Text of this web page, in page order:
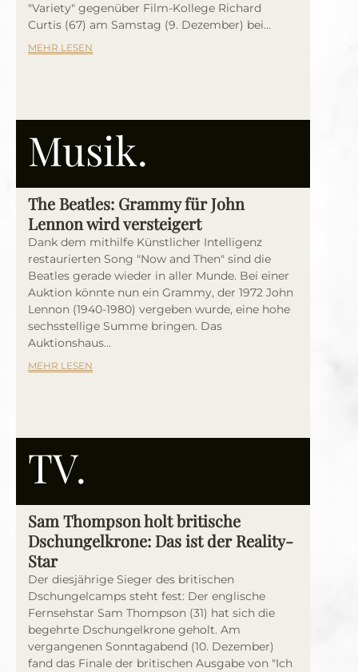
"Variety" gegenüber Film-Kollege Richard
Curtis (67) am Samstag (9. Dezember) bei...
MEHR LESEN
Musik.
The Beatles: Grammy für John
Lennon wird versteigert
Dank dem mithilfe Künstlicher Intelligenz
restaurierten Song "Now and Then" sind die
Beatles gerade wieder in aller Munde. Bei einer
Auktion könnte nun ein Grammy, der 1972 John
Lennon (1940-1980) vergeben wurde, eine hohe
sechsstellige Summe bringen. Das
Auktionshaus...
MEHR LESEN
TV.
Sam Thompson holt britische
Dschungelkrone: Das ist der Reality-
Star
Der diesjährige Sieger des britischen
Dschungelcamps steht fest: Der englische
Fernsehstar Sam Thompson (31) hat sich die
begehrte Dschungelkrone geholt. Am
vergangenen Sonntagabend (10. Dezember)
fand das Finale der britischen Ausgabe von "Ich